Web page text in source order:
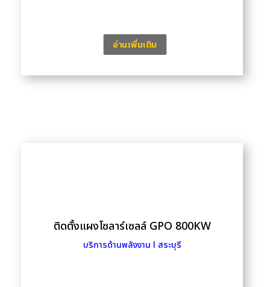
อ่านเพิ่มเติม
ติดตั้งแผงโซลาร์เซลล์ GPO 800KW
บริการด้านพลังงาน l สระบุรี